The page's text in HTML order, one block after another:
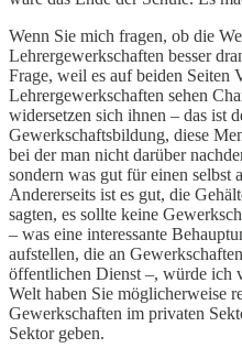
Wenn Sie mich fragen, ob die
Lehrergewerkschaften besser
Frage, weil es auf beiden Seiten
Lehrergewerkschaften sehen
widersetzen sich ihnen – das ist
Gewerkschaftsbildung, diese
bei der man nicht darüber
sondern was gut für einen selbst
Andererseits ist es gut, die
sagten, es sollte keine
– was eine interessante
aufstellen, die an
öffentlichen Dienst –, würde ich
Welt haben Sie möglicherweise
Gewerkschaften im privaten
Sektor geben.